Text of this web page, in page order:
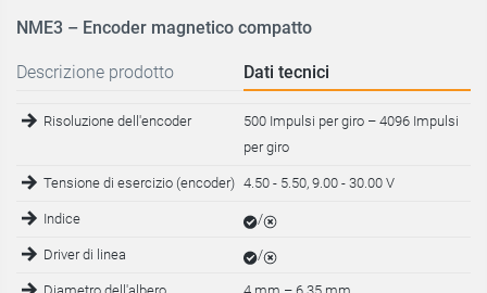
NME3 – Encoder magnetico compatto
Descrizione prodotto Dati tecnici
Risoluzione dell'encoder
500 Impulsi per giro – 4096 Impulsi
per giro
Tensione di esercizio (encoder) 4.50 - 5.50, 9.00 - 30.00 V
Indice /
Driver di linea /